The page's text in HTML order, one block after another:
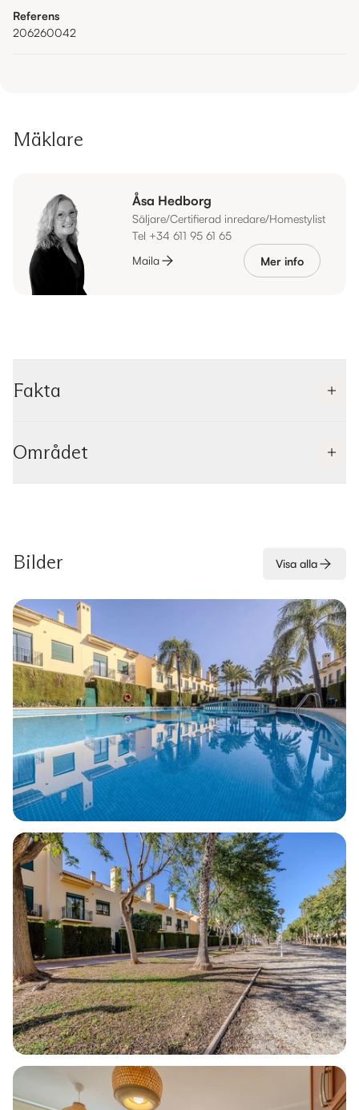
Referens
206260042
Mäklare
Åsa Hedborg
Säljare/Certifierad inredare/Homestylist
Tel +34 611 95 61 65
Maila
Mer info
Fakta
Området
Bilder Visa alla